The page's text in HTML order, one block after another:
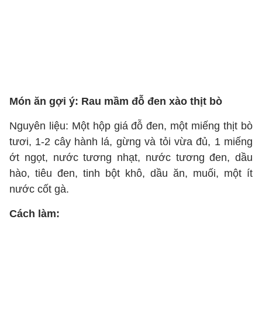
Món ăn gợi ý: Rau mầm đỗ đen xào thịt bò
Nguyên liệu: Một hộp giá đỗ đen, một miếng thịt bò
tươi, 1-2 cây hành lá, gừng và tỏi vừa đủ, 1 miếng
ớt ngọt, nước tương nhạt, nước tương đen, dầu
hào, tiêu đen, tinh bột khô, dầu ăn, muối, một ít
nước cốt gà.
Cách làm: